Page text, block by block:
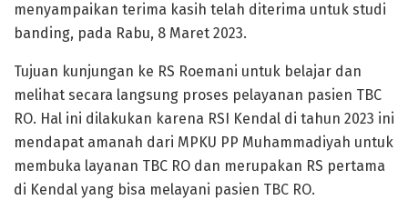
menyampaikan terima kasih telah diterima untuk studi
banding, pada Rabu, 8 Maret 2023.
Tujuan kunjungan ke RS Roemani untuk belajar dan
melihat secara langsung proses pelayanan pasien TBC
RO. Hal ini dilakukan karena RSI Kendal di tahun 2023 ini
mendapat amanah dari MPKU PP Muhammadiyah untuk
membuka layanan TBC RO dan merupakan RS pertama
di Kendal yang bisa melayani pasien TBC RO.